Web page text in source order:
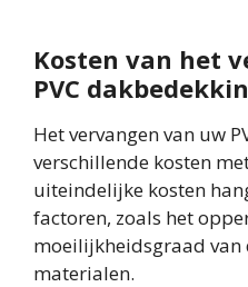
Kosten van het
PVC
Het vervangen van uw
verschillende kosten
uiteindelijke kosten
factoren, zoals het
moeilijkheidsgraad van
materialen.